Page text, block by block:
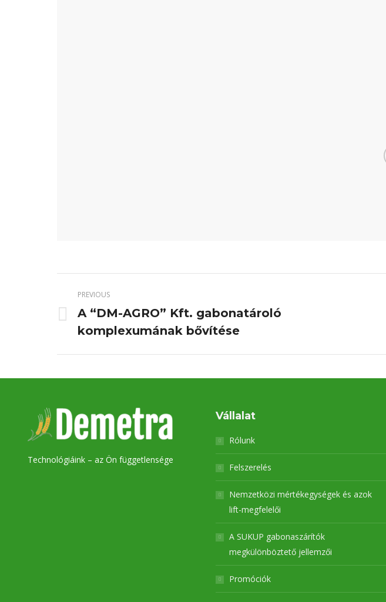
PREVIOUS
Previous
project:
A “DM-AGRO” Kft. gabonatároló
komplexumának bővítése
Technológiáink – az Ön függetlensége
Vállalat
Rólunk
Felszerelés
Nemzetközi mértékegységek és azok
lift-megfelelői
A SUKUP gabonaszárítók
megkülönböztető jellemzői
Promóciók